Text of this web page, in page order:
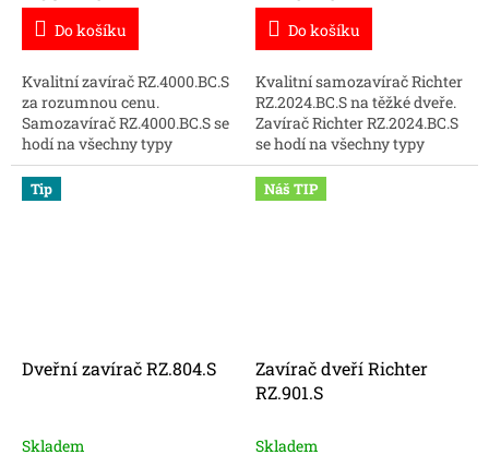
Do košíku
Kvalitní zavírač RZ.4000.BC.S
za rozumnou cenu.
Samozavírač RZ.4000.BC.S se
hodí na všechny typy
vstupních dveří.
Do košíku
Kvalitní samozavírač Richter
RZ.2024.BC.S na těžké dveře.
Zavírač Richter RZ.2024.BC.S
se hodí na všechny typy
vstupních a protipožární
dveře.
Tip
Dveřní zavírač RZ.804.S
Skladem
Náš TIP
Zavírač dveří Richter
RZ.901.S
Skladem